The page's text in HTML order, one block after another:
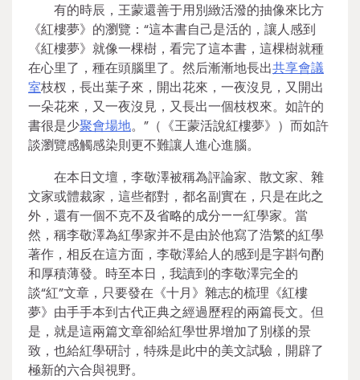
有的時辰，王蒙還善于用別緻活潑的抽像來比方
《紅樓夢》的瀏覽：“這本書自己是活的，讓人感到
《紅樓夢》就像一棵樹，看完了這本書，這棵樹就種
在心里了，種在頭腦里了。然后漸漸地長出共享會議
室枝杈，長出葉子來，開出花來，一夜沒見，又開出
一朵花來，又一夜沒見，又長出一個枝杈來。如許的
書很是少聚會場地。”（《王蒙活說紅樓夢》）而如許
談瀏覽感觸感染則更不難讓人進心進腦。
在本日文壇，李敬澤被稱為評論家、散文家、雜
文家或體裁家，這些都對，都名副實在，只是在此之
外，還有一個不克不及省略的成分——紅學家。當
然，稱李敬澤為紅學家并不是由於他寫了浩繁的紅學
著作，相反在這方面，李敬澤給人的感到是字斟句酌
和厚積薄發。時至本日，我讀到的李敬澤完全的
談“紅”文章，只要發在《十月》雜志的梳理《紅樓
夢》由手手本到古代正典之經過歷程的兩篇長文。但
是，就是這兩篇文章卻給紅學世界增加了別樣的景
致，也給紅學研討，特殊是此中的美文試驗，開辟了
極新的六合與視野。